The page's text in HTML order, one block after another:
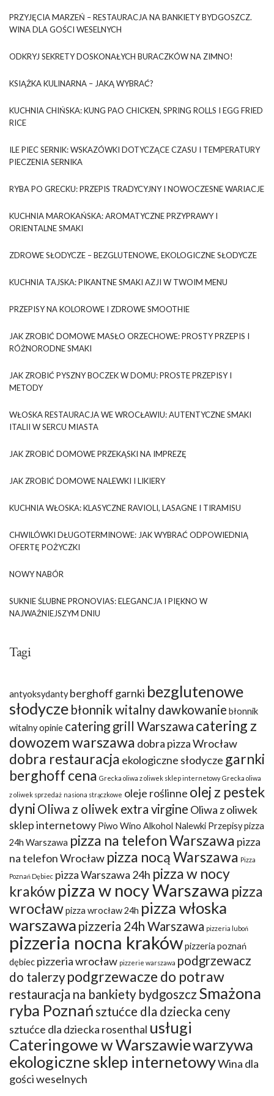
PRZYJĘCIA MARZEŃ – RESTAURACJA NA BANKIETY BYDGOSZCZ.
WINA DLA GOŚCI WESELNYCH
ODKRYJ SEKRETY DOSKONAŁYCH BURACZKÓW NA ZIMNO!
KSIĄŻKA KULINARNA – JAKĄ WYBRAĆ?
KUCHNIA CHIŃSKA: KUNG PAO CHICKEN, SPRING ROLLS I EGG FRIED
RICE
ILE PIEC SERNIK: WSKAZÓWKI DOTYCZĄCE CZASU I TEMPERATURY
PIECZENIA SERNIKA
RYBA PO GRECKU: PRZEPIS TRADYCYJNY I NOWOCZESNE WARIACJE
KUCHNIA MAROKAŃSKA: AROMATYCZNE PRZYPRAWY I
ORIENTALNE SMAKI
ZDROWE SŁODYCZE – BEZGLUTENOWE, EKOLOGICZNE SŁODYCZE
KUCHNIA TAJSKA: PIKANTNE SMAKI AZJI W TWOIM MENU
PRZEPISY NA KOLOROWE I ZDROWE SMOOTHIE
JAK ZROBIĆ DOMOWE MASŁO ORZECHOWE: PROSTY PRZEPIS I
RÓŻNORODNE SMAKI
JAK ZROBIĆ PYSZNY BOCZEK W DOMU: PROSTE PRZEPISY I
METODY
WŁOSKA RESTAURACJA WE WROCŁAWIU: AUTENTYCZNE SMAKI
ITALII W SERCU MIASTA
JAK ZROBIĆ DOMOWE PRZEKĄSKI NA IMPREZĘ
JAK ZROBIĆ DOMOWE NALEWKI I LIKIERY
KUCHNIA WŁOSKA: KLASYCZNE RAVIOLI, LASAGNE I TIRAMISU
CHWILÓWKI DŁUGOTERMINOWE: JAK WYBRAĆ ODPOWIEDNIĄ
OFERTĘ POŻYCZKI
NOWY NABÓR
SUKNIE ŚLUBNE PRONOVIAS: ELEGANCJA I PIĘKNO W
NAJWAŻNIEJSZYM DNIU
Tagi
antyoksydanty berghoff garnki bezglutenowe
słodycze błonnik witalny dawkowanie błonnik
witalny opinie catering grill Warszawa catering z
dowozem warszawa dobra pizza Wrocław
dobra restauracja ekologiczne słodycze garnki
berghoff cena Grecka oliwa z oliwek sklep internetowy Grecka oliwa
z oliwek sprzedaż nasiona strączkowe oleje roślinne olej z pestek
dyni Oliwa z oliwek extra virgine Oliwa z oliwek
sklep internetowy Piwo Wino Alkohol Nalewki Przepisypizza
24h Warszawa pizza na telefon Warszawa pizza
na telefon Wrocław pizza nocą Warszawa Pizza
Poznań Dębiec pizza Warszawa 24h pizza w nocy
krakówpizza w nocy Warszawa pizza
wrocławpizza wrocław 24h pizza włoska
warszawa pizzeria 24h Warszawa pizzeria luboń
pizzeria nocna krakówpizzeria poznań
dębiec pizzeria wrocław pizzerie warszawa podgrzewacz
do talerzy podgrzewacze do potraw
restauracja na bankiety bydgoszcz Smażona
ryba Poznań sztućce dla dziecka ceny
sztućce dla dziecka rosenthal usługi
Cateringowe w Warszawiewarzywa
ekologiczne sklep internetowyWina dla
gości weselnych